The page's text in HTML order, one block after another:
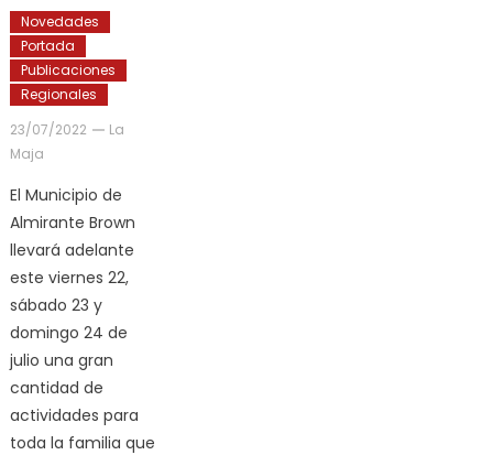
Novedades
Portada
Publicaciones
Regionales
23/07/2022
La
Maja
El Municipio de
Almirante Brown
llevará adelante
este viernes 22,
sábado 23 y
domingo 24 de
julio una gran
cantidad de
actividades para
toda la familia que